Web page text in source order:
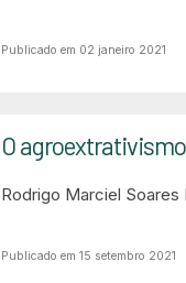
Publicado em 02 janeiro 2021
O
Rodrigo Marciel Soares
Publicado em 15 setembro 2021